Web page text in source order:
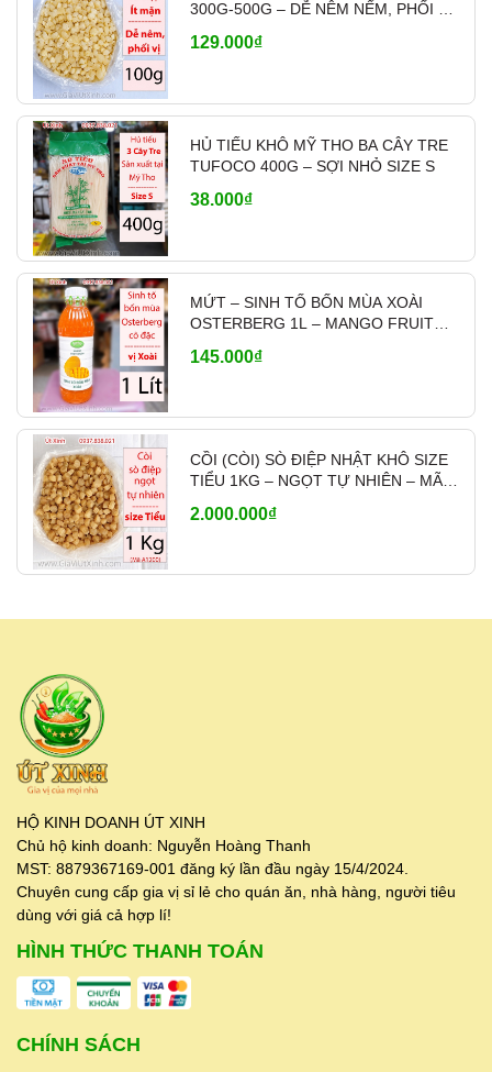
300G-500G – DỄ NÊM NẾM, PHỐI VỊ
129.000₫
HỦ TIẾU KHÔ MỸ THO BA CÂY TRE
TUFOCO 400G – SỢI NHỎ SIZE S
38.000₫
MỨT – SINH TỐ BỐN MÙA XOÀI
OSTERBERG 1L – MANGO FRUIT
145.000₫
CỒI (CÒI) SÒ ĐIỆP NHẬT KHÔ SIZE
TIỂU 1KG – NGỌT TỰ NHIÊN – MÃ
2.000.000₫
HỘ KINH DOANH ÚT XINH
Chủ hộ kinh doanh: Nguyễn Hoàng Thanh
MST: 8879367169-001 đăng ký lần đầu ngày 15/4/2024.
Chuyên cung cấp gia vị sỉ lẻ cho quán ăn, nhà hàng, người tiêu
dùng với giá cả hợp lí!
HÌNH THỨC THANH TOÁN
CHÍNH SÁCH